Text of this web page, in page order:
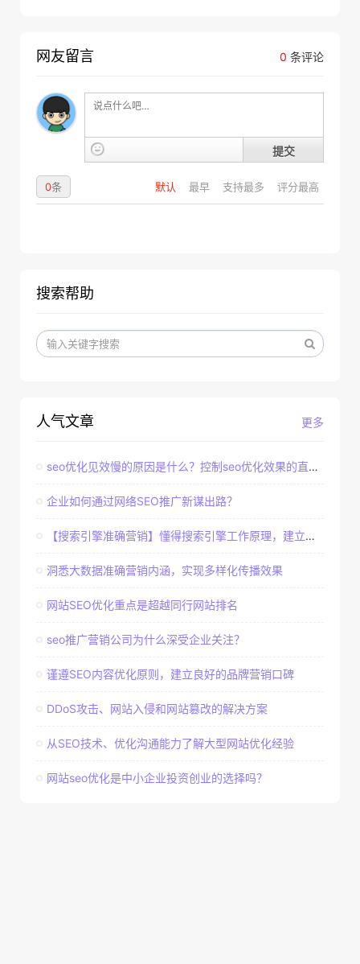
0 条评论
网友留言
提交
默认 最早 支持最多 评分最高
0条
搜索帮助
更多
人气文章
seo优化见效慢的原因是什么？控制seo优化效果的直接因素
企业如何通过网络SEO推广新谋出路？
【搜索引擎准确营销】懂得搜索引擎工作原理，建立准确客户群体
洞悉大数据准确营销内涵，实现多样化传播效果
网站SEO优化重点是超越同行网站排名
seo推广营销公司为什么深受企业关注？
谨遵SEO内容优化原则，建立良好的品牌营销口碑
DDoS攻击、网站入侵和网站篡改的解决方案
从SEO技术、优化沟通能力了解大型网站优化经验
网站seo优化是中小企业投资创业的选择吗？